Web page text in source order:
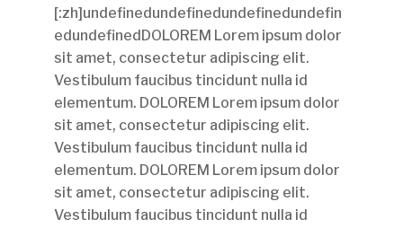
[:zh]undefinedundefinedundefinedundefin
edundefinedDOLOREM Lorem ipsum dolor
sit amet, consectetur adipiscing elit.
Vestibulum faucibus tincidunt nulla id
elementum. DOLOREM Lorem ipsum dolor
sit amet, consectetur adipiscing elit.
Vestibulum faucibus tincidunt nulla id
elementum. DOLOREM Lorem ipsum dolor
sit amet, consectetur adipiscing elit.
Vestibulum faucibus tincidunt nulla id